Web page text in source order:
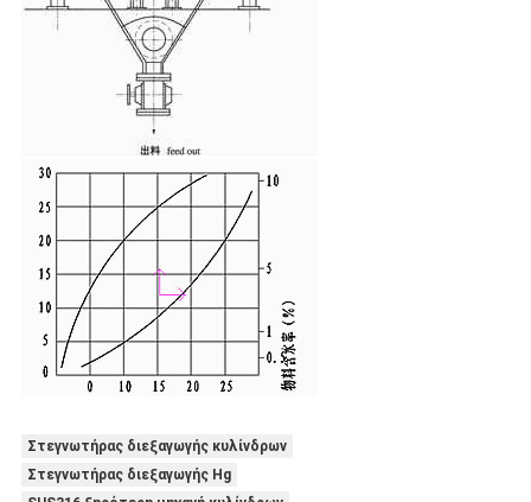
Στεγνωτήρας διεξαγωγής κυλίνδρων
Στεγνωτήρας διεξαγωγής Hg